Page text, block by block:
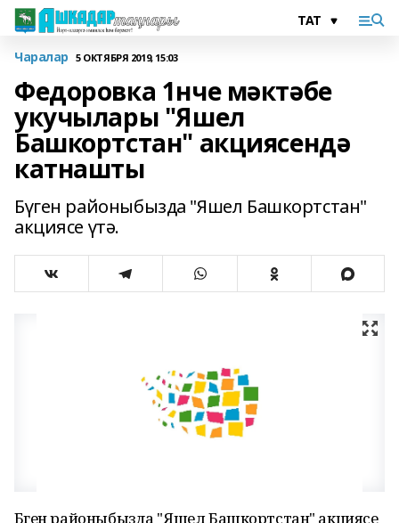
Чаралар 5 ОКТЯБРЯ 2019, 15:03
Федоровка 1нче мәктәбе
укучылары "Яшел
Башкортстан" акциясендә
катнашты
Бүген районыбызда "Яшел Башкортстан"
акциясе үтә.
Бүген районыбызда "Яшел Башкортстан" акциясе